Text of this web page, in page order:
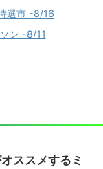
選市 -8/16
ン -8/11
ススメするミ